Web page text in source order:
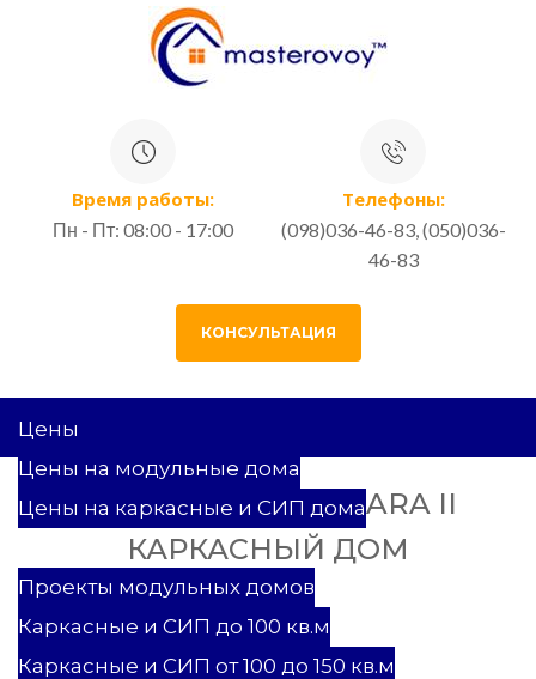
Время работы:
Пн - Пт: 08:00 - 17:00
Телефоны:
(098)036-46-83, (050)036-
46-83
КОНСУЛЬТАЦИЯ
Цены
Цены на модульные дома
Цены на каркасные и СИП дома
Проекты модульных домов
Каркасные и СИП до 100 кв.м
Каркасные и СИП от 100 до 150 кв.м
157 КВ.М ПРОЕКТ LARA II
КАРКАСНЫЙ ДОМ